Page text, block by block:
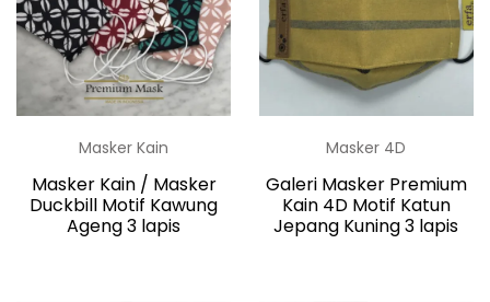
Masker Kain
Masker Kain / Masker
Duckbill Motif Kawung
Ageng 3 lapis
Masker 4D
Galeri Masker Premium
Kain 4D Motif Katun
Jepang Kuning 3 lapis